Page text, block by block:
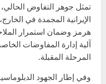
تمثل جوهر التفاوض
الإيرانية المجمدة في
هرمز وضمان استمرار
آلية إدارة المفاوضات
المرحلة المقبلة.
وفي إطار الجهود